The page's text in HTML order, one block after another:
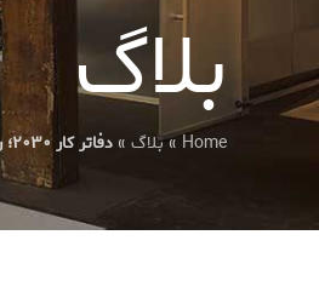
بلاگ
Home
»بلاگ » دفاتر کار ۲۰۳۰؛ رمزگشایی از چیدمان‌های منعطف برای نسل زد (Gen Z)